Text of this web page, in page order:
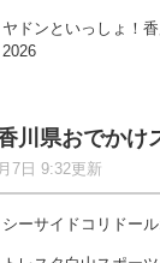
ヤドンといっしょ！
2026
川県おでかけ
7日 9:32更新
シーサイドコリドー